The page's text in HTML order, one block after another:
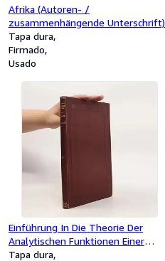
Afrika (Autoren- /
zusammenhängende Unterschrift)
Tapa dura
Firmado
Usado
Einführung In Die Theorie Der
Analytischen Funktionen Einer
Komplexen Veränderlichen
Tapa dura